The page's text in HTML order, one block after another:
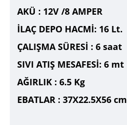
AKÜ : 12V /8 AMPER
İLAÇ DEPO HACMİ: 16 Lt.
ÇALIŞMA SÜRESİ : 6 saat
SIVI ATIŞ MESAFESİ: 6 mt
AĞIRLIK : 6.5 Kg
EBATLAR : 37X22.5X56 cm